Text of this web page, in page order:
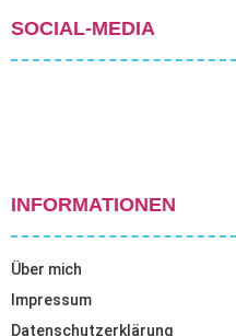
SOCIAL-MEDIA
INFORMATIONEN
Über mich
Impressum
Datenschutzerklärung